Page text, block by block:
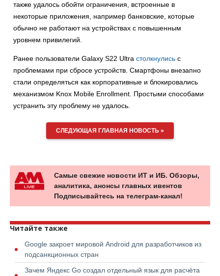
также удалось обойти ограничения, встроенные в
некоторые приложения, например банковские, которые
обычно не работают на устройствах с повышенным
уровнем привилегий.
Ранее пользователи Galaxy S22 Ultra столкнулись с
проблемами при сбросе устройств. Смартфоны внезапно
стали определяться как корпоративные и блокировались
механизмом Knox Mobile Enrollment. Простыми способами
устранить эту проблему не удалось.
СЛЕДУЮЩАЯ ГЛАВНАЯ НОВОСТЬ »
Самые свежие новости ИТ и ИБ. Обзоры,
аналитика, анонсы главных ивентов
Подписывайтесь на телеграм-канал!
Читайте также
Google закроет мировой Android для разработчиков из
подсанкционных стран
Зачем Яндекс Go создал отдельный язык для расчёта